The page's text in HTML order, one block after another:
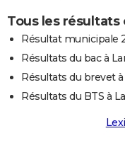
Tous les
Résultat municipale
Résultats du bac à
Résultats du brevet
Résultats du BTS à